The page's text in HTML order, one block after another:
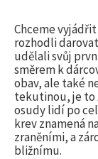
Chceme
rozhodli
udělali svůj
směrem k
obav, ale také
tekutinou, je to
osudy lidí po
krev znamená
zraněními, a
bližnímu.